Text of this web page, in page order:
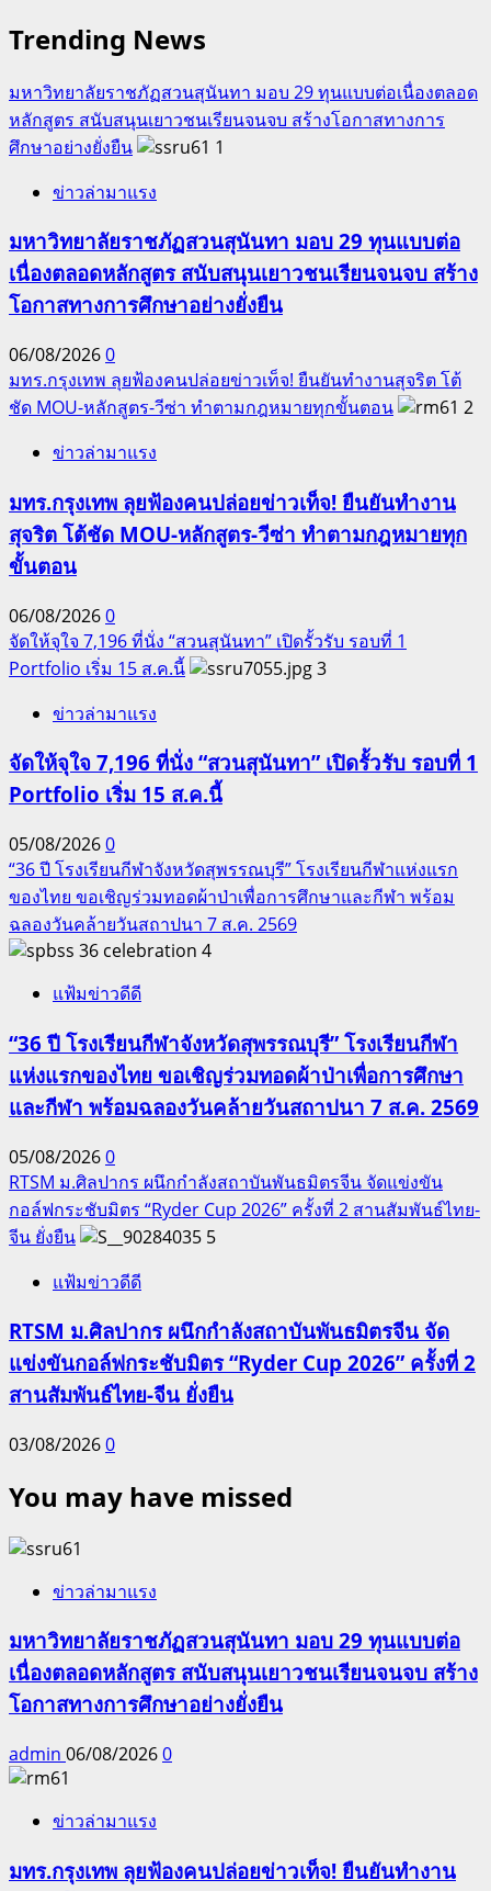
26
อุบลราชธานี
เกมส์
และ
กีฬา
การ
กีฬา
แห่ง
ชาติ
ครั้ง
48
“พลศึกษา
เกมส์”
จ.สุโขทัย
Trending News
มหาวิทยาลัยราชภัฏสวนสุนันทา มอบ 29 ทุนแบบต่อเนื่องตลอด
หลักสูตร สนับสนุนเยาวชนเรียนจนจบ สร้างโอกาสทางการ
ศึกษาอย่างยั่งยืน
1
ข่าวล่ามาแรง
มหาวิทยาลัยราชภัฏสวนสุนันทา มอบ 29 ทุนแบบต่อ
เนื่องตลอดหลักสูตร สนับสนุนเยาวชนเรียนจนจบ สร้าง
โอกาสทางการศึกษาอย่างยั่งยืน
06/08/20260
มทร.กรุงเทพ ลุยฟ้องคนปล่อยข่าวเท็จ! ยืนยันทำงานสุจริต โต้
ชัด MOU-หลักสูตร-วีซ่า ทำตามกฎหมายทุกขั้นตอน
2
ข่าวล่ามาแรง
มทร.กรุงเทพ ลุยฟ้องคนปล่อยข่าวเท็จ! ยืนยันทำงาน
สุจริต โต้ชัด MOU-หลักสูตร-วีซ่า ทำตามกฎหมายทุก
ขั้นตอน
06/08/20260
จัดให้จุใจ 7,196 ที่นั่ง “สวนสุนันทา” เปิดรั้วรับ รอบที่ 1
Portfolio เริ่ม 15 ส.ค.นี้
3
ข่าวล่ามาแรง
จัดให้จุใจ 7,196 ที่นั่ง “สวนสุนันทา” เปิดรั้วรับ รอบที่ 1
Portfolio เริ่ม 15 ส.ค.นี้
05/08/20260
“36 ปี โรงเรียนกีฬาจังหวัดสุพรรณบุรี” โรงเรียนกีฬาแห่งแรก
ของไทย ขอเชิญร่วมทอดผ้าป่าเพื่อการศึกษาและกีฬา พร้อม
ฉลองวันคล้ายวันสถาปนา 7 ส.ค. 2569
4
แฟ้มข่าวดีดี
“36 ปี โรงเรียนกีฬาจังหวัดสุพรรณบุรี” โรงเรียนกีฬา
แห่งแรกของไทย ขอเชิญร่วมทอดผ้าป่าเพื่อการศึกษา
และกีฬา พร้อมฉลองวันคล้ายวันสถาปนา 7 ส.ค. 2569
05/08/20260
RTSM ม.ศิลปากร ผนึกกำลังสถาบันพันธมิตรจีน จัดแข่งขัน
กอล์ฟกระชับมิตร “Ryder Cup 2026” ครั้งที่ 2 สานสัมพันธ์ไทย-
จีน ยั่งยืน
5
แฟ้มข่าวดีดี
RTSM ม.ศิลปากร ผนึกกำลังสถาบันพันธมิตรจีน จัด
แข่งขันกอล์ฟกระชับมิตร “Ryder Cup 2026” ครั้งที่ 2
สานสัมพันธ์ไทย-จีน ยั่งยืน
03/08/20260
You may have missed
ข่าวล่ามาแรง
มหาวิทยาลัยราชภัฏสวนสุนันทา มอบ 29 ทุนแบบต่อ
เนื่องตลอดหลักสูตร สนับสนุนเยาวชนเรียนจนจบ สร้าง
โอกาสทางการศึกษาอย่างยั่งยืน
admin 06/08/20260
ข่าวล่ามาแรง
มทร.กรุงเทพ ลุยฟ้องคนปล่อยข่าวเท็จ! ยืนยันทำงาน